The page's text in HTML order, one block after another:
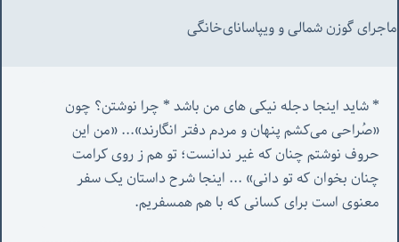
ماجرای گوزن شمالی و‌ ویپاسانای‌خانگی
«صُراحی می‌کشم پنهان‌ و مردم‌ دفتر انگارند»... «
چنان بخوان که تو دانی» ...
معنوی است برای کسانی که با هم همسفریم.